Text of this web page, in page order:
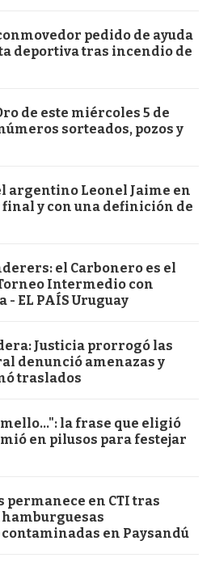
pedido de ayuda
deportiva tras incendio de
de este miércoles 5 de
sorteados, pozos y
argentino Leonel Jaime en
final y con una definición de
el Carbonero es el
Intermedio con
EL PAÍS Uruguay
Justicia prorrogó las
denunció amenazas y
traslados
la frase que eligió
en pilusos para festejar
permanece en CTI tras
en Paysandú